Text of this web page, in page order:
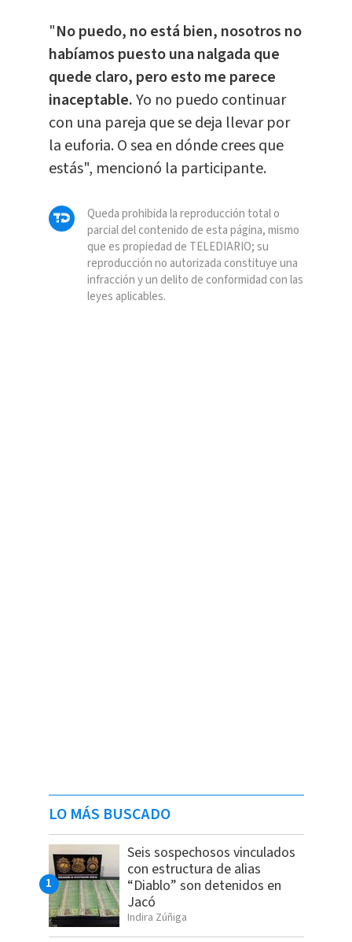
"No puedo, no está bien, nosotros no
habíamos puesto una nalgada que
quede claro, pero esto me parece
inaceptable.Yo no puedo continuar
con una pareja que se deja llevar por
la euforia. O sea en dónde crees que
estás", mencionó la participante.
Queda prohibida la reproducción total o
parcial del contenido de esta página, mismo
que es propiedad de TELEDIARIO; su
reproducción no autorizada constituye una
infracción y un delito de conformidad con las
leyes aplicables.
LO MÁS BUSCADO
Seis sospechosos vinculados
con estructura de alias
“Diablo” son detenidos en
Jacó
Indira Zúñiga